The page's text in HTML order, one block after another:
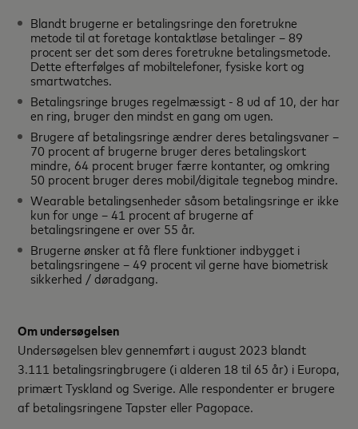
Blandt brugerne er betalingsringe den foretrukne
metode til at foretage kontaktløse betalinger – 89
procent ser det som deres foretrukne betalingsmetode.
Dette efterfølges af mobiltelefoner, fysiske kort og
smartwatches.
Betalingsringe bruges regelmæssigt - 8 ud af 10, der har
en ring, bruger den mindst en gang om ugen.
Brugere af betalingsringe ændrer deres betalingsvaner –
70 procent af brugerne bruger deres betalingskort
mindre, 64 procent bruger færre kontanter, og omkring
50 procent bruger deres mobil/digitale tegnebog mindre.
Wearable betalingsenheder såsom betalingsringe er ikke
kun for unge – 41 procent af brugerne af
betalingsringene er over 55 år.
Brugerne ønsker at få flere funktioner indbygget i
betalingsringene – 49 procent vil gerne have biometrisk
sikkerhed / døradgang.
Om undersøgelsen
Undersøgelsen blev gennemført i august 2023 blandt
3.111 betalingsringbrugere (i alderen 18 til 65 år) i Europa,
primært Tyskland og Sverige. Alle respondenter er brugere
af betalingsringene Tapster eller Pagopace.